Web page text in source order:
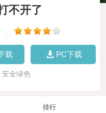
不开了
载 PC下载
安全绿色
排行